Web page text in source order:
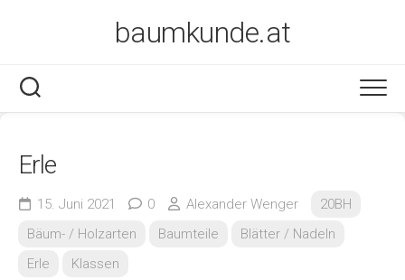
baumkunde.at
Erle
15. Juni 2021 0 Alexander Wenger
20BH
Bäum- / Holzarten
Baumteile
Blätter / Nadeln
Erle
Klassen